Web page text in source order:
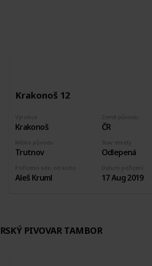
Krakonoš 12
Výrobce
Krakonoš
Země původu
ČR
Pořízeno kde, od koho
Aleš Kruml
Stav etikety
Odlepená
Datum pořízení
17 Aug 2019
Město původu
Trutnov
PIVOVAR TAMBOR